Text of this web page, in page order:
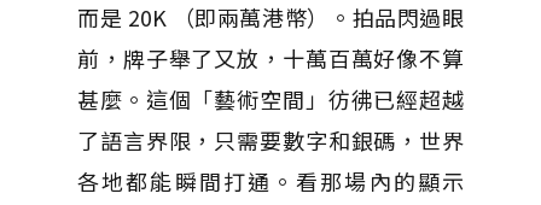
而是 20K （即兩萬港幣）。拍品閃過眼
前，牌子舉了又放，十萬百萬好像不算
甚麼。這個「藝術空間」彷彿已經超越
了語言界限，只需要數字和銀碼，世界
各地都能瞬間打通。看那場內的顯示